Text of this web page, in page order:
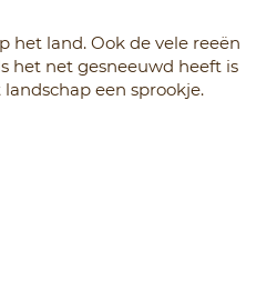
het land. Ook de vele reeën
het net gesneeuwd heeft is
een sprookje.